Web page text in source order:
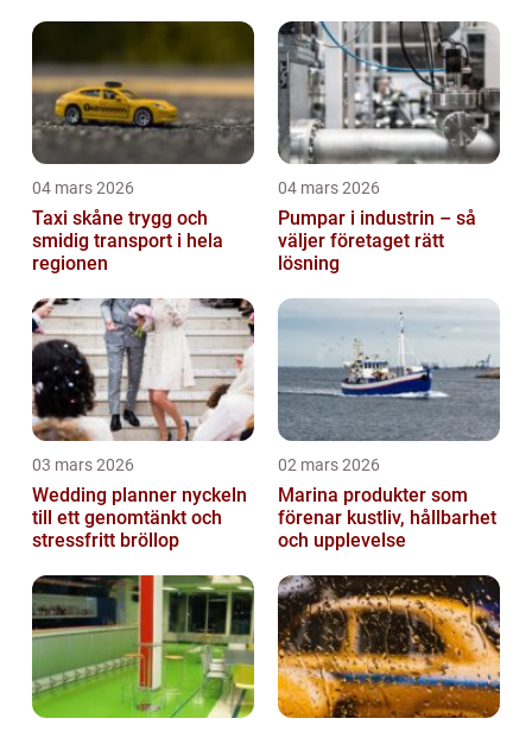
04 mars 2026
Taxi skåne trygg och
smidig transport i hela
regionen
04 mars 2026
Pumpar i industrin – så
väljer företaget rätt
lösning
03 mars 2026
Wedding planner nyckeln
till ett genomtänkt och
stressfritt bröllop
02 mars 2026
Marina produkter som
förenar kustliv, hållbarhet
och upplevelse